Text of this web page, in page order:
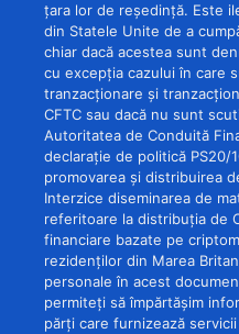
țara lor de reședință. Este
din Statele Unite de a
chiar dacă acestea sunt
cu excepția cazului în care
tranzacționare și
CFTC sau dacă nu sunt
Autoritatea de Conduită
declarație de politică PS20/
promovarea și distribuirea
Interzice diseminarea de
referitoare la distribuția de
financiare bazate pe
rezidenților din Marea
personale în acest
permiteți să împărtășim
părți care furnizează